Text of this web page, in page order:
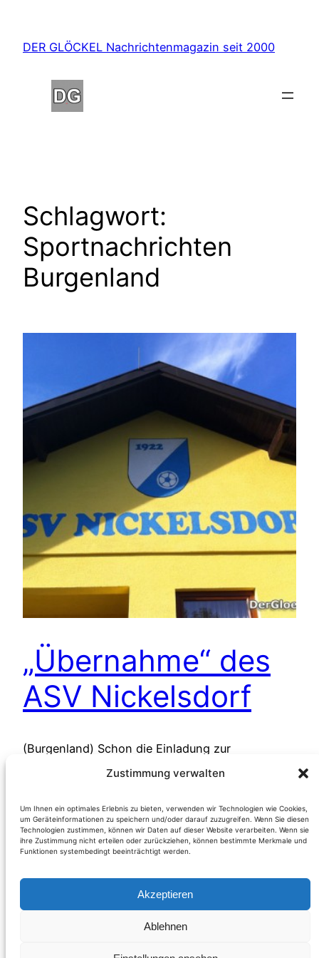
Zustimmung verwalten
Um Ihnen ein optimales Erlebnis zu bieten, verwenden wir Technologien wie Cookies,
um Geräteinformationen zu speichern und/oder darauf zuzugreifen. Wenn Sie diesen
Technologien zustimmen, können wir Daten auf dieser Website verarbeiten. Wenn sie
ihre Zustimmung nicht erteilen oder zurückziehen, können bestimmte Merkmale und
Funktionen systembedingt beeinträchtigt werden.
Akzeptieren
Ablehnen
springen
DER GLÖCKEL Nachrichtenmagazin seit 2000
Schlagwort:
Sportnachrichten
Burgenland
„Übernahme“ des
ASV Nickelsdorf
(Burgenland) Schon die Einladung zur
ordentlichen Hauptversammlung des ASV
Insider längstens erwarteten, stand nun schwarz
auf weiß auf der Tagesordnung – Punkt 10:
„Zurücklegung der Funktionen des gesamten
Vereinsvorstandes“. Der Traditionsfußballverein
(seit 1922) geriet in der jüngsten Vergangenheit
durch einige Punkte, die Finanzgebarung
betreffend, ins Gerede. Laut Finanzreferent